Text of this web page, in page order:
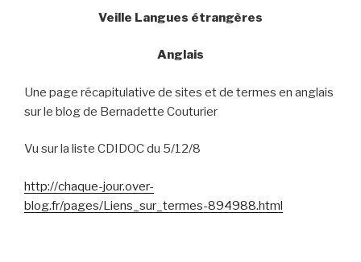
Veille Langues étrangères
Anglais
Une page récapitulative de sites et de termes en anglais
sur le blog de Bernadette Couturier
Vu sur la liste CDIDOC du 5/12/8
http://chaque-jour.over-
blog.fr/pages/Liens_sur_termes-894988.html